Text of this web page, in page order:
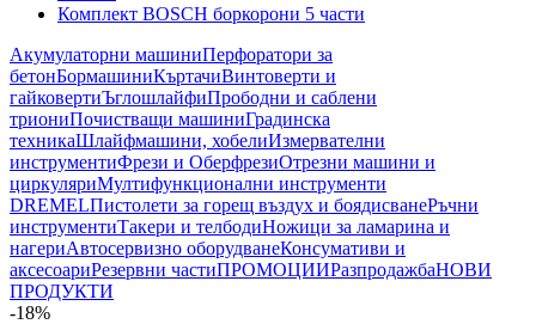
Комплект BOSCH боркорони 5 части
Акумулаторни машиниПерфоратори за
бетонБормашиниКъртачиВинтоверти и
гайковертиЪглошлайфиПрободни и саблени
триониПочистващи машиниГрадинска
техникаШлайфмашини, хобелиИзмервателни
инструментиФрези и ОберфрезиОтрезни машини и
циркуляриМултифункционални инструменти
DREMELПистолети за горещ въздух и боядисванеРъчни
инструментиТакери и телбодиНожици за ламарина и
нагериАвтосервизно оборудванеКонсумативи и
аксесоариРезервни частиПРОМОЦИИРазпродажбаНОВИ
ПРОДУКТИ
-18%